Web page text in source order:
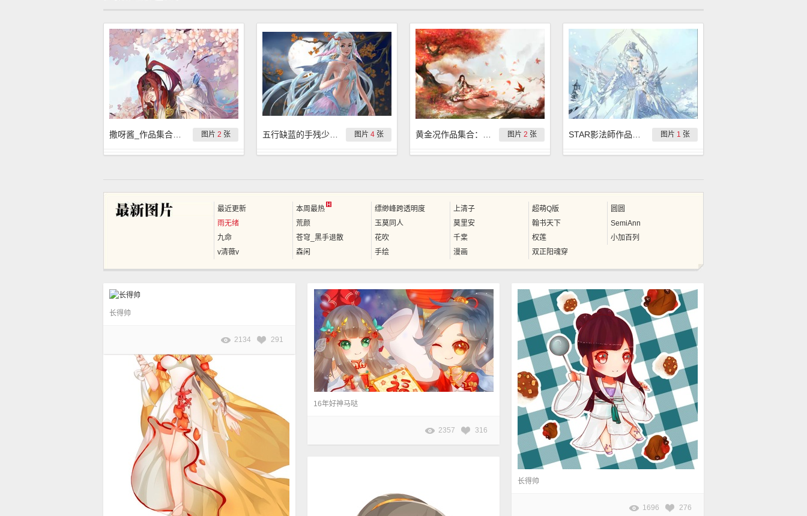
图片 2 张 图片 4张 图片 2 张 图片 1 张
最近更新 本周最热 缥缈峰跨透明度 上清子 超萌Q版
圆圆
雨无绪
荒颜 玉莫同人 莫里安 翰书天下
SemiAnn
九命
苍穹_黑手退散 花吹 千枽 权莲
小加百列
v清薇v
森闲 手绘 漫画 双正阳魂穿
16年好神马哒
2357 316
长得帅
2134 291
长得帅
1696 276